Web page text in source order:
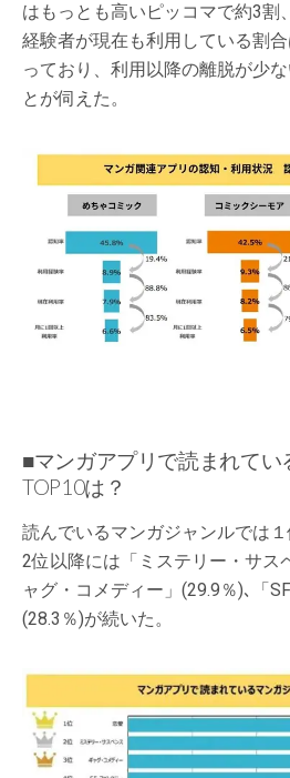
はもっとも高いピッコマで約3割
経験者が現在も利用している割
っており、利用以降の離脱が少
とが伺えた。
■マンガアプリで読まれてい
TOP10は？
読んでいるマンガジャンルでは１
2位以降には「ミステリー・サス
ャグ・コメディー」(29.9％)､「
(28.3％)が続いた。